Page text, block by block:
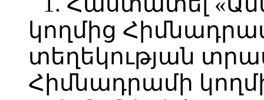
կողմից
տեղեկության
Հիմնադրամի